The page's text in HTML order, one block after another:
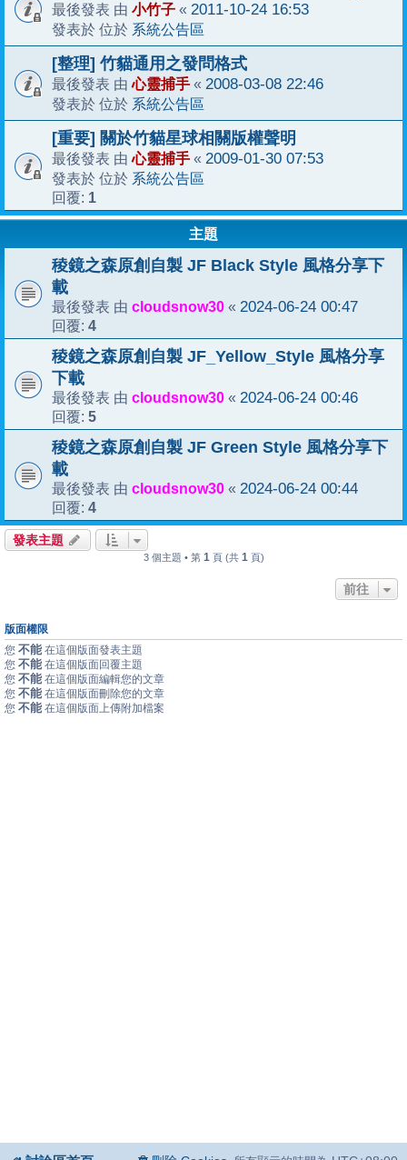
最後發表 由 小竹子 « 2011-10-24 16:53
發表於 位於 系統公告區
[整理] 竹貓通用之發問格式
最後發表 由心靈捕手 « 2008-03-08 22:46
發表於 位於 系統公告區
[重要] 關於竹貓星球相關版權聲明
最後發表 由心靈捕手 « 2009-01-30 07:53
發表於 位於 系統公告區
回覆: 1
主題
稜鏡之森原創自製 JF Black Style 風格分享下
載
最後發表 由 cloudsnow30 « 2024-06-24 00:47
回覆: 4
稜鏡之森原創自製 JF_Yellow_Style 風格分享
下載
最後發表 由 cloudsnow30 « 2024-06-24 00:46
回覆: 5
稜鏡之森原創自製 JF Green Style 風格分享下
載
最後發表 由 cloudsnow30 « 2024-06-24 00:44
回覆: 4
發表主題
3 個主題 • 第 1 頁 (共 1 頁)
前往
版面權限
您 不能 在這個版面發表主題
您 不能 在這個版面回覆主題
您 不能 在這個版面編輯您的文章
您 不能 在這個版面刪除您的文章
您 不能 在這個版面上傳附加檔案